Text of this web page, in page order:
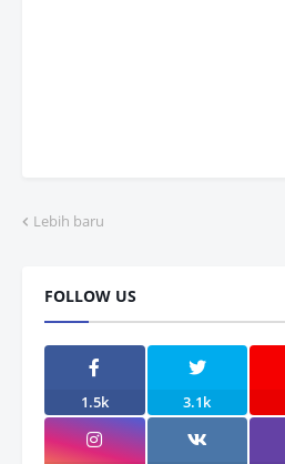
Lebih baru
FOLLOW US
1.5k 3.1k